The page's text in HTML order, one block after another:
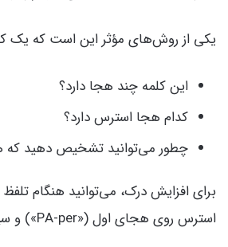
یکی از روش‌های مؤثر این است که یک
این کلمه چند هجا دارد؟
کدام هجا استرس دارد؟
چطور می‌توانید تشخیص دهید که
استرس روی هجای اول («PA-per») و سپس با استرس روی هجای دوم («pa-PER») تلفظ کنید.